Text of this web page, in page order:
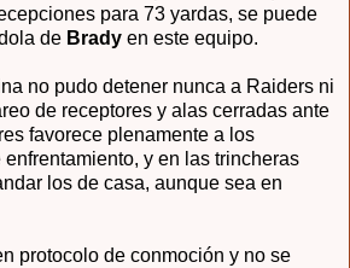
para 73 yardas, se puede
de Brady en este equipo.
no pudo detener nunca a Raiders ni
de receptores y alas cerradas ante
favorece plenamente a los
enfrentamiento, y en las trincheras
los de casa, aunque sea en
protocolo de conmoción y no se